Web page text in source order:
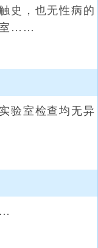
史，也无性病的
室……
室检查均无异